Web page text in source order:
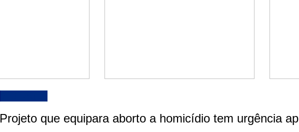
Projeto que equipara aborto a homicídio tem urgência